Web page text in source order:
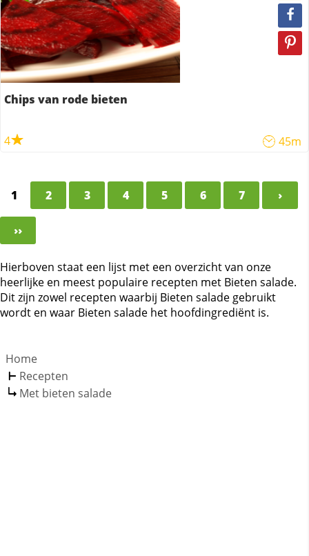
Chips van rode bieten
4 45m
1 2 3 4 5 6 7 ›
››
Hierboven staat een lijst met een overzicht van onze
heerlijke en meest populaire recepten met Bieten salade.
Dit zijn zowel recepten waarbij Bieten salade gebruikt
wordt en waar Bieten salade het hoofdingrediënt is.
Home
Recepten
Met bieten salade